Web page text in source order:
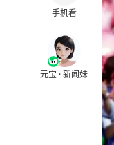
手机看
元宝 · 新闻妹